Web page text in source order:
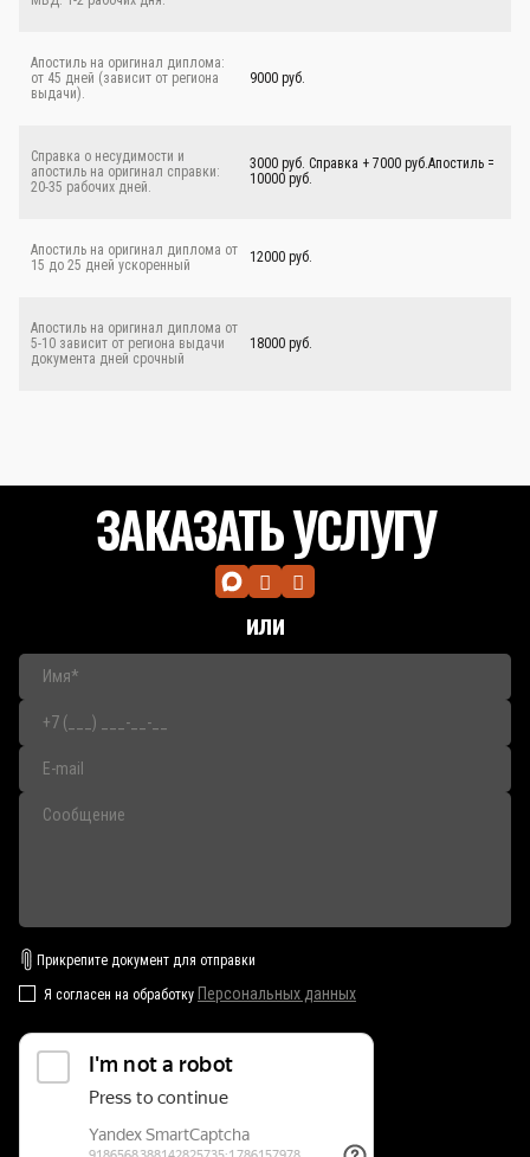
Апостиль на оригинал диплома:
от 45 дней (зависит от региона
выдачи).
9000 руб.
Справка о несудимости и
апостиль на оригинал справки:
20-35 рабочих дней.
3000 руб. Справка + 7000 руб.Апостиль =
10000 руб.
Апостиль на оригинал диплома от
15 до 25 дней ускоренный
12000 руб.
Апостиль на оригинал диплома от
5-10 зависит от региона выдачи
документа дней срочный
18000 руб.
ЗАКАЗАТЬ УСЛУГУ
или
Прикрепите документ для отправки
Я согласен на обработку Персональных данных